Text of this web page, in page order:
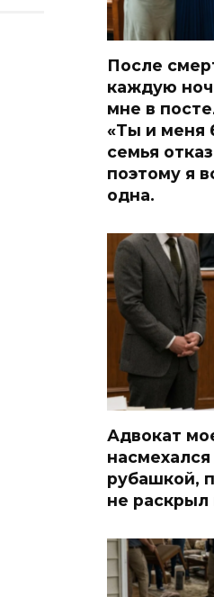
После
каждую
мне в
«Ты и меня
семья
поэтому я
одна.
Адвокат
рубашкой,
не раскрыл